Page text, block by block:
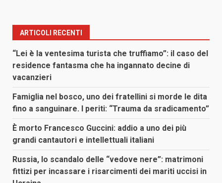
ARTICOLI RECENTI
“Lei è la ventesima turista che truffiamo”: il caso del
residence fantasma che ha ingannato decine di
vacanzieri
Famiglia nel bosco, uno dei fratellini si morde le dita
fino a sanguinare. I periti: “Trauma da sradicamento”
È morto Francesco Guccini: addio a uno dei più
grandi cantautori e intellettuali italiani
Russia, lo scandalo delle “vedove nere”: matrimoni
fittizi per incassare i risarcimenti dei mariti uccisi in